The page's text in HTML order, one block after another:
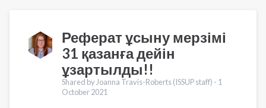
Реферат ұсыну мерзімі
31 қазанға дейін
ұзартылды!!
Shared by Joanna Travis-Roberts (ISSUP staff) - 1
October 2021